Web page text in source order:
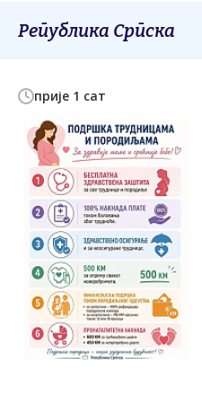
Република Српска
прије 1 сат